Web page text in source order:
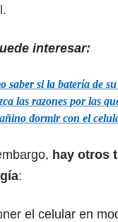
interesar:
saber si la batería de
las razones por las
dormir con el
hay otros
:
el celular en